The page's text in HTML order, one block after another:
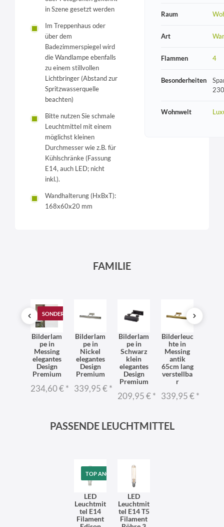
in Szene gesetzt werden
Im Treppenhaus oder
über dem
Badezimmerspiegel wird
die Wandlampe ebenfalls
zu einem stillvollen
Lichtbringer (Abstand zur
Spritzwasserquelle
beachten)
Bitte nutzen Sie schmale
Leuchtmittel mit einem
möglichst kleinen
Durchmesser wie z.B. für
Kühlschränke (Fassung
E14, auch LED; nicht
inkl.).
Wandhalterung (HxBxT):
168x60x20 mm
Raum
Art
Flammen 4
Besonderheiten
Wohnwelt
FAMILIE
SONDERANGEBOT
Bilderlam
pe in
Messing
elegantes
Design
Premium
234,60 €*
Bilderlam
pe in
Nickel
elegantes
Design
Premium
339,95 €*
Bilderlam
pe in
Schwarz
klein
elegantes
Design
Premium
209,95 €*
Bilderleuc
hte in
Messing
antik
65cm lang
verstellba
r
339,95 €*
PASSENDE LEUCHTMITTEL
TOP ANGEBOT
LED
Leuchtmit
tel E14
Filament
LED
Leuchtmit
tel E14 T5
Filament